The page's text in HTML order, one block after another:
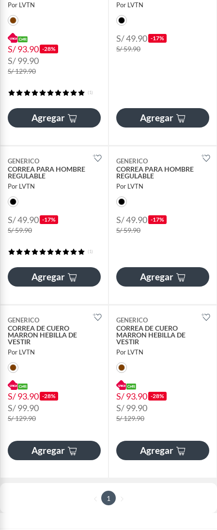
Por LVTN
S/ 93.90 -28%
S/ 99.90
S/ 129.90
(1)
Agregar
Por LVTN
S/ 49.90 -17%
S/ 59.90
Agregar
GENERICO
CORREA PARA HOMBRE
REGULABLE
Por LVTN
S/ 49.90 -17%
S/ 59.90
(1)
Agregar
GENERICO
CORREA PARA HOMBRE
REGULABLE
Por LVTN
S/ 49.90 -17%
S/ 59.90
Agregar
GENERICO
CORREA DE CUERO
MARRON HEBILLA DE
VESTIR
Por LVTN
S/ 93.90 -28%
S/ 99.90
S/ 129.90
Agregar
GENERICO
CORREA DE CUERO
MARRON HEBILLA DE
VESTIR
Por LVTN
S/ 93.90 -28%
S/ 99.90
S/ 129.90
Agregar
1